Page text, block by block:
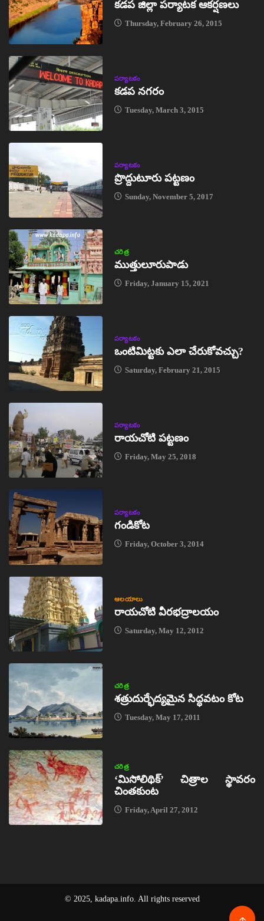
కడప జిల్లా పర్యాటక ఆకర్షణలు
Thursday, February 26, 2015
పర్యాటకం
కడప నగరం
Tuesday, March 3, 2015
పర్యాటకం
ప్రొద్దుటూరు పట్టణం
Sunday, November 5, 2017
చరిత్ర
ముత్తులూరుపాడు
Friday, January 15, 2021
పర్యాటకం
ఒంటిమిట్టకు ఎలా చేరుకోవచ్చు?
Saturday, February 21, 2015
పర్యాటకం
రాయచోటి పట్టణం
Friday, May 25, 2018
పర్యాటకం
గండికోట
Friday, October 3, 2014
ఆలయాలు
రాయచోటి వీరభద్రాలయం
Saturday, May 12, 2012
చరిత్ర
శత్రుదుర్భేద్యమైన సిద్ధవటం కోట
Tuesday, May 17, 2011
చరిత్ర
‘మిసోలిథిక్‌’ చిత్రాల స్థావరం
చింతకుంట
Friday, April 27, 2012
© 2025, kadapa.info. All rights reserved